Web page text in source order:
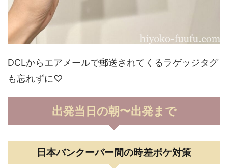
DCLからエアメールで郵送されてくるラゲッジタグ
も忘れずに♡
出発当日の朝〜出発まで
日本バンクーバー間の時差ボケ対策